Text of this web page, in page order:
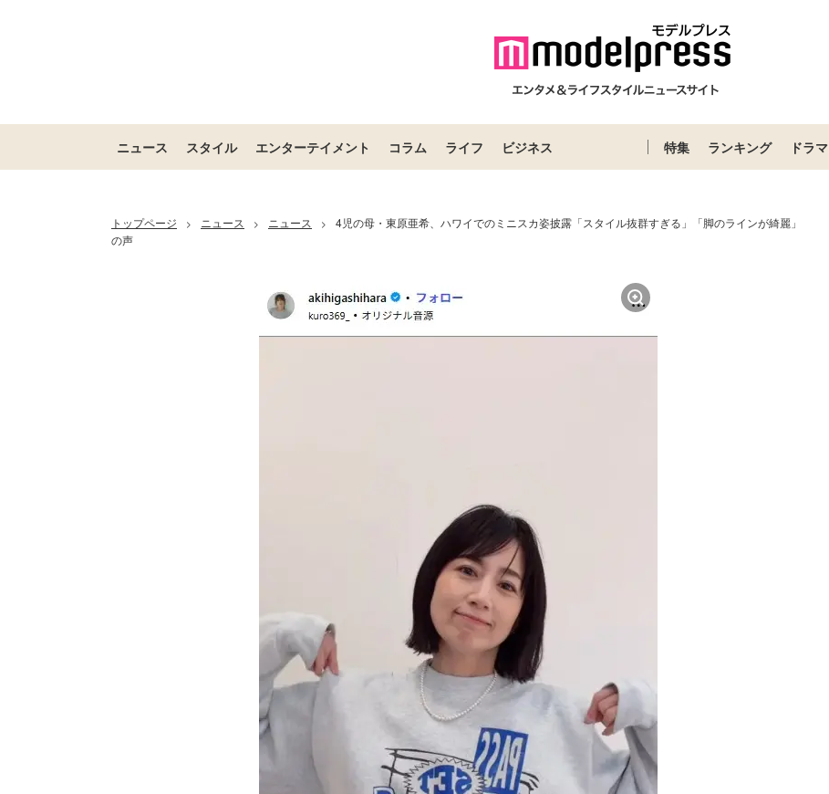
ニュース スタイル エンターテイメント コラム ライフ ビジネス 特集 ランキング ドラマ
トップページ > ニュース > ニュース >
4児の母・東原亜希、ハワイでのミニスカ姿披露「スタイル抜群すぎる」「脚のラインが綺麗」
の声